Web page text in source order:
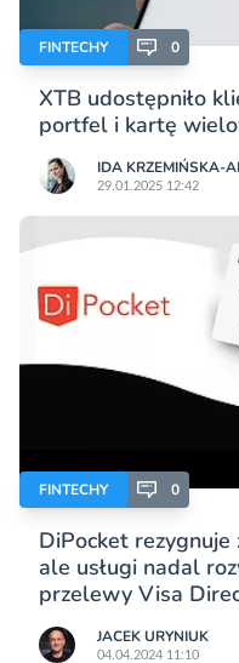
FINTECHY 0
XTB udostępniło
portfel i kartę
IDA KRZEMIŃSKA-
29.01.2025 12:42
FINTECHY 0
DiPocket
ale usługi nadal
przelewy Visa
JACEK URYNIUK
04.04.2024 11:10